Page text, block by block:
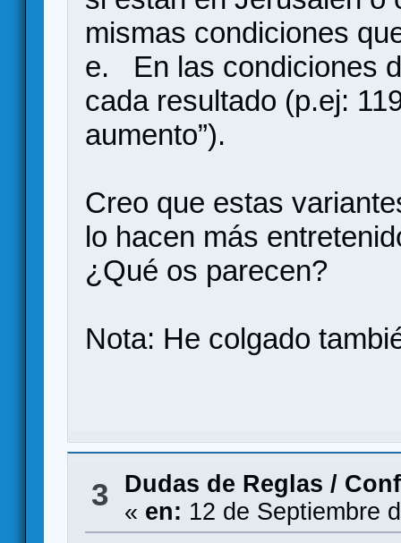
mismas condiciones
e. En las condiciones
cada resultado (p.ej:
aumento”).
Creo que estas
lo hacen más
¿Qué os parecen?
Nota: He colgado
3 Dudas de Reglas /
« en: 12 de Septiembre